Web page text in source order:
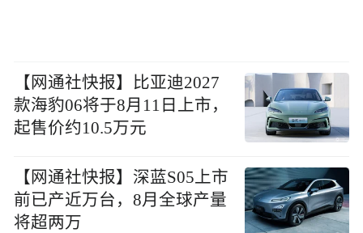
【网通社快报】比亚迪2027
款海豹06将于8月11日上市，
起售价约10.5万元
【网通社快报】深蓝S05上市
前已产近万台，8月全球产量
将超两万